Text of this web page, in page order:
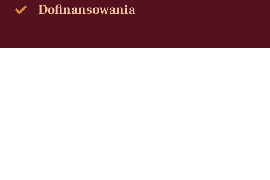
Dofinansowania